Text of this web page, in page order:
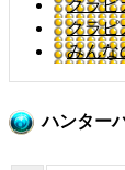
クラピ
クラピ
みんな
ハンター